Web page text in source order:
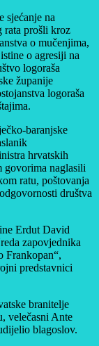
sjećanje na
rata prošli kroz
o mučenjima,
o agresiji na
logoraša
županije
logoraša
baranjske
hrvatskih
govorima naglasili
ratu, poštovanja
društva
Erdut David
zapovjednika
Frankopan“,
predstavnici
branitelje
velečasni Ante
blagoslov.